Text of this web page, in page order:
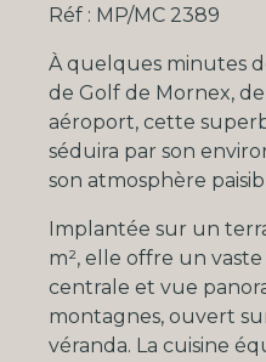
Réf : MP/MC 2389
À quelques minutes
de Golf de Mornex, de
aéroport, cette
séduira par son
son atmosphère
Implantée sur un
m², elle offre un
centrale et vue
montagnes, ouvert
véranda. La cuisine